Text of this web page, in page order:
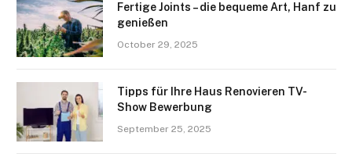
Fertige Joints – die bequeme Art, Hanf zu
genießen
October 29, 2025
Tipps für Ihre Haus Renovieren TV-
Show Bewerbung
September 25, 2025